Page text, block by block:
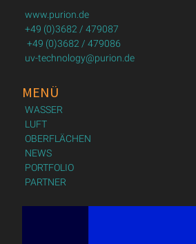
www.purion.de
+49 (0)3682 / 479087
+49 (0)3682 / 479086
uv-technology@purion.de
MENÜ
WASSER
LUFT
OBERFLÄCHEN
NEWS
PORTFOLIO
PARTNER